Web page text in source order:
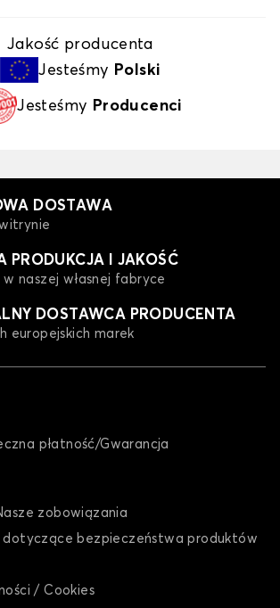
Jakość producenta
Jesteśmy Polski
Jesteśmy Producenci
DOSTAWA
PRODUKCJA I JAKOŚĆ
naszej własnej fabryce
DOSTAWCA PRODUCENTA
europejskich marek
płatność/Gwarancja
zobowiązania
dotyczące bezpieczeństwa produktów
/ Cookies